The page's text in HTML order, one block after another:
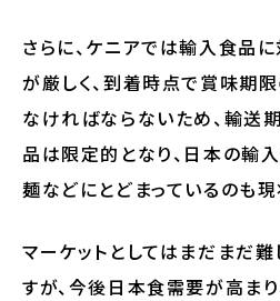
さらに、ケニアでは輸入食品
が厳しく、到着時点で賞味期
なければならないため、輸送
品は限定的となり、日本の輸
麺などにとどまっているのも現
マーケットとしてはまだまだ
すが、今後日本食需要が高ま